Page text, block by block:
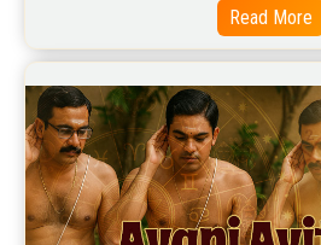
Free Chinese Horoscope
Free Feng Shui Reviews
Free Panchanga Predictions
Astrology Consultancy Reviews
Read More